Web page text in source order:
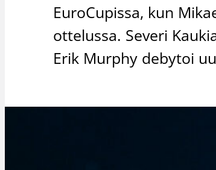
EuroCupissa, kun
ottelussa. Severi
Erik Murphy debytoi